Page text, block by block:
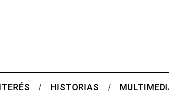
HISTORIAS